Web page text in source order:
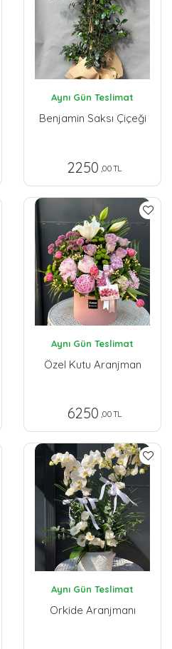
Aynı Gün Teslimat
Benjamin Saksı Çiçeği
2250 ,00 TL
Aynı Gün Teslimat
Özel Kutu Aranjman
6250 ,00 TL
Aynı Gün Teslimat
Orkide Aranjmanı